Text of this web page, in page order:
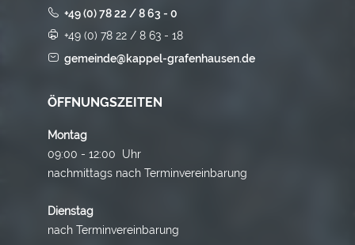
+49 (0) 78 22 / 8 63 - 0
+49 (0) 78 22 / 8 63 - 18
gemeinde@kappel-grafenhausen.de
ÖFFNUNGSZEITEN
Montag
09:00 - 12:00 Uhr
nachmittags nach Terminvereinbarung
Dienstag
nach Terminvereinbarung